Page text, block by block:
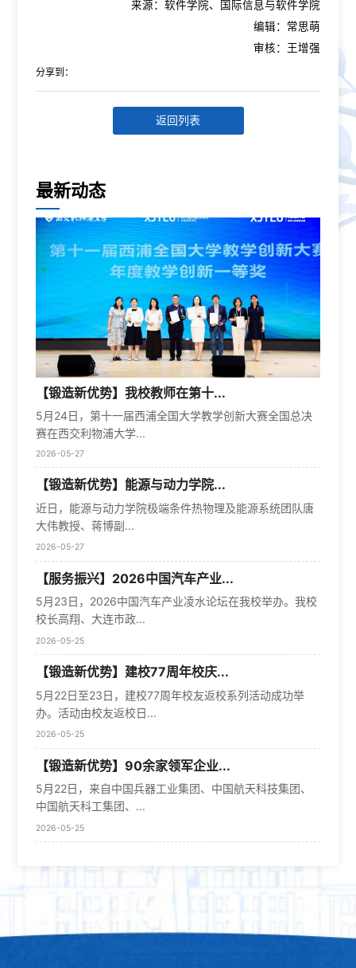
来源：软件学院、国际信息与软件学院
编辑：常思萌
审核：王增强
分享到：
返回列表
最新动态
【锻造新优势】我校教师在第十...
5月24日，第十一届西浦全国大学教学创新大赛全国总决
赛在西交利物浦大学...
2026-05-27
【锻造新优势】能源与动力学院...
近日，能源与动力学院极端条件热物理及能源系统团队唐
大伟教授、蒋博副...
2026-05-27
【服务振兴】2026中国汽车产业...
5月23日，2026中国汽车产业凌水论坛在我校举办。我校
校长高翔、大连市政...
2026-05-25
【锻造新优势】建校77周年校庆...
5月22日至23日，建校77周年校友返校系列活动成功举
办。活动由校友返校日...
2026-05-25
【锻造新优势】90余家领军企业...
5月22日，来自中国兵器工业集团、中国航天科技集团、
中国航天科工集团、...
2026-05-25